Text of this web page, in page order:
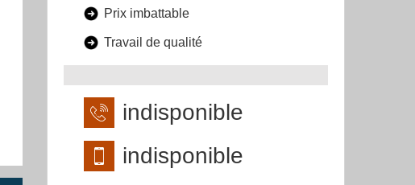
Prix imbattable
Travail de qualité
indisponible
indisponible